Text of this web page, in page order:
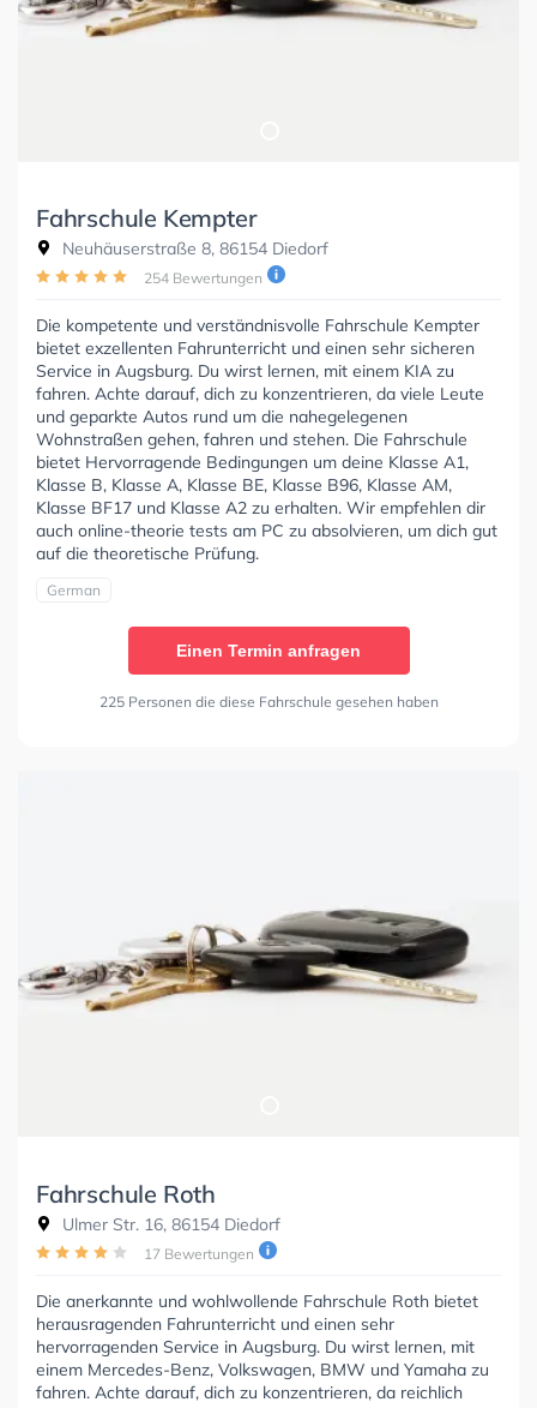
Fahrschule Kempter
Neuhäuserstraße 8, 86154 Diedorf
254 Bewertungen
Die kompetente und verständnisvolle Fahrschule Kempter
bietet exzellenten Fahrunterricht und einen sehr sicheren
Service in Augsburg. Du wirst lernen, mit einem KIA zu
fahren. Achte darauf, dich zu konzentrieren, da viele Leute
und geparkte Autos rund um die nahegelegenen
Wohnstraßen gehen, fahren und stehen. Die Fahrschule
bietet Hervorragende Bedingungen um deine Klasse A1,
Klasse B, Klasse A, Klasse BE, Klasse B96, Klasse AM,
Klasse BF17 und Klasse A2 zu erhalten. Wir empfehlen dir
auch online-theorie tests am PC zu absolvieren, um dich gut
auf die theoretische Prüfung.
German
Einen Termin anfragen
225 Personen die diese Fahrschule gesehen haben
Fahrschule Roth
Ulmer Str. 16, 86154 Diedorf
17 Bewertungen
Die anerkannte und wohlwollende Fahrschule Roth bietet
herausragenden Fahrunterricht und einen sehr
hervorragenden Service in Augsburg. Du wirst lernen, mit
einem Mercedes-Benz, Volkswagen, BMW und Yamaha zu
fahren. Achte darauf, dich zu konzentrieren, da reichlich